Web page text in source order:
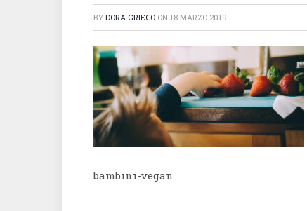
BY DORA GRIECO ON 18 MARZO 2019
bambini-vegan